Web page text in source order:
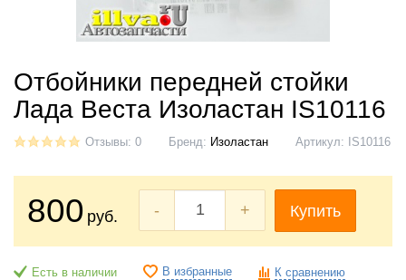
Отбойники передней стойки
Лада Веста Изоластан IS10116
Отзывы: 0 Бренд: Изоластан Артикул: IS10116
800 руб. - + Купить
Есть в наличии В избранные К сравнению